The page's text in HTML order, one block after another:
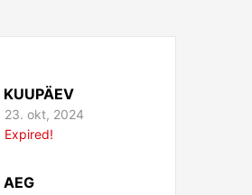
KUUPÄEV
23. okt, 2024
Expired!
AEG